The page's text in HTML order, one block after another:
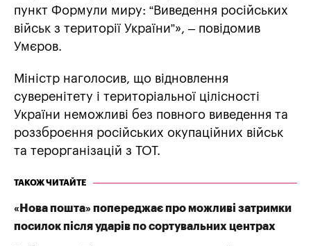
пункт Формули миру: “Виведення російських
військ з території України”», – повідомив
Умєров.
Міністр наголосив, що відновлення
суверенітету і територіальної цілісності
України неможливі без повного виведення та
роззброєння російських окупаційних військ
та терорганізацій з ТОТ.
ТАКОЖ ЧИТАЙТЕ
«Нова пошта» попереджає про можливі затримки
посилок після ударів по сортувальних центрах